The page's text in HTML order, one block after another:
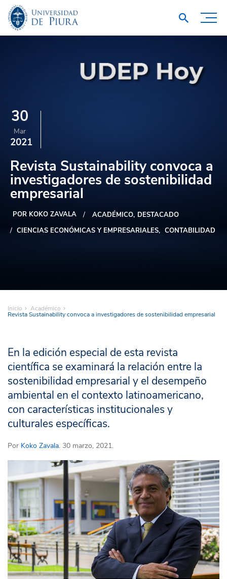
30
Mar
2021
Revista Sustainability convoca a
investigadores de sostenibilidad
empresarial
POR KOKO ZAVALA ACADÉMICO DESTACADO
CIENCIAS ECONÓMICAS Y EMPRESARIALES
CONTABILIDAD
Inicio Académico
Revista Sustainability convoca a investigadores de sostenibilidad empresarial
En la edición especial de esta revista
científica se examinará la relación entre la
sostenibilidad empresarial y el desempeño
ambiental en el contexto latinoamericano,
con características institucionales y
culturales específicas.
Por Koko Zavala. 30 marzo, 2021.